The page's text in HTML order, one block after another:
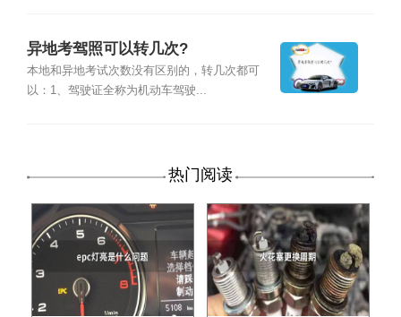
异地考驾照可以转几次?
本地和异地考试次数没有区别的，转几次都可
以：1、驾驶证全称为机动车驾驶...
热门阅读